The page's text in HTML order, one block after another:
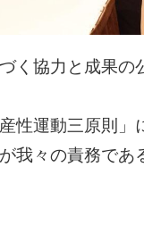
く協力と成果
性運動三原則
々の責務であ